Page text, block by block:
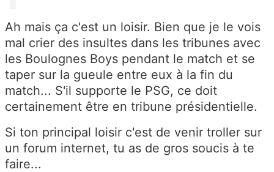
Ah mais ça c'est un loisir. Bien que je le vois
mal crier des insultes dans les tribunes avec
les Boulognes Boys pendant le match et se
taper sur la gueule entre eux à la fin du
match... S'il supporte le PSG, ce doit
certainement être en tribune présidentielle.
Si ton principal loisir c'est de venir troller sur
un forum internet, tu as de gros soucis à te
faire...